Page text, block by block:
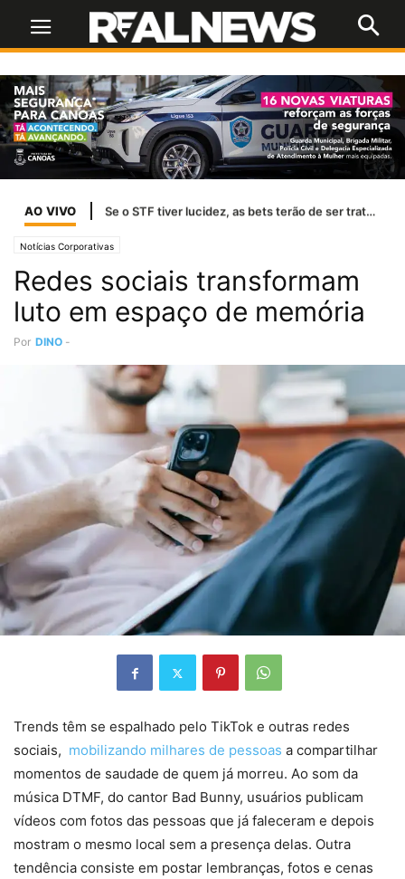
AO VIVO Temporais afetam abastecimento de água em 37 cidades do RS
Notícias Corporativas
Redes sociais transformam
luto em espaço de memória
Por DINO -
Trends têm se espalhado pelo TikTok e outras redes
sociais, mobilizando milhares de pessoas a compartilhar
momentos de saudade de quem já morreu. Ao som da
música DTMF, do cantor Bad Bunny, usuários publicam
vídeos com fotos das pessoas que já faleceram e depois
mostram o mesmo local sem a presença delas. Outra
tendência consiste em postar lembranças, fotos e cenas